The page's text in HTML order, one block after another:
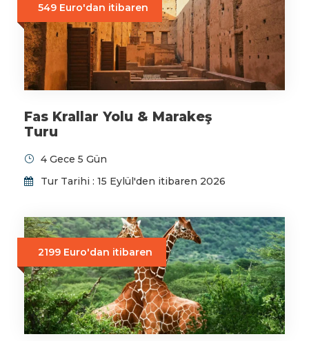
549 Euro'dan itibaren
Fas Krallar Yolu & Marakeş
Turu
4 Gece 5 Gün
Tur Tarihi : 15 Eylül'den itibaren 2026
2199 Euro'dan itibaren